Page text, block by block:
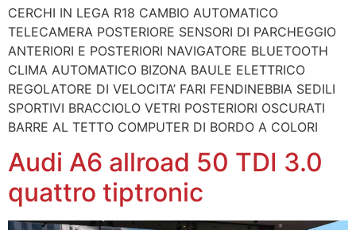
CERCHI IN LEGA R18 CAMBIO AUTOMATICO
TELECAMERA POSTERIORE SENSORI DI PARCHEGGIO
ANTERIORI E POSTERIORI NAVIGATORE BLUETOOTH
CLIMA AUTOMATICO BIZONA BAULE ELETTRICO
REGOLATORE DI VELOCITA’ FARI FENDINEBBIA SEDILI
SPORTIVI BRACCIOLO VETRI POSTERIORI OSCURATI
BARRE AL TETTO COMPUTER DI BORDO A COLORI
Audi A6 allroad 50 TDI 3.0
quattro tiptronic